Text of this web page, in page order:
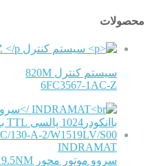
محصولات
سیستم کنترل 820M
6FC3567-1AC-Z
INDRAMAT